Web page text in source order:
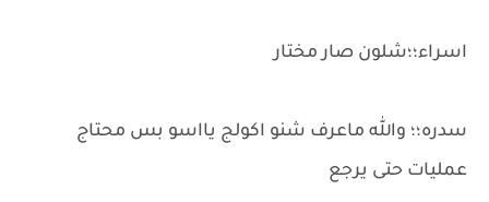
اسراء؛؛شلون صار مختار
سدره؛؛ والله ماعرف شنو اكولج يااسو بس محتاج
عمليات حتى يرجع